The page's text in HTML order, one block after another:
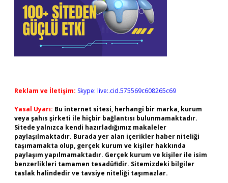
Reklam ve İletişim: Skype: live:.cid.575569c608265c69
Yasal Uyarı: Bu internet sitesi, herhangi bir marka, kurum
veya şahıs şirketi ile hiçbir bağlantısı bulunmamaktadır.
Sitede yalnızca kendi hazırladığımız makaleler
paylaşılmaktadır. Burada yer alan içerikler haber niteliği
taşımamakta olup, gerçek kurum ve kişiler hakkında
paylaşım yapılmamaktadır. Gerçek kurum ve kişiler ile isim
benzerlikleri tamamen tesadüfidir. Sitemizdeki bilgiler
taslak halindedir ve tavsiye niteliği taşımazlar.